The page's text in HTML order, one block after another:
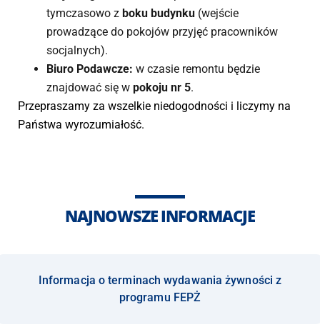
tymczasowo z boku budynku (wejście
prowadzące do pokojów przyjęć pracowników
socjalnych).
Biuro Podawcze: w czasie remontu będzie
znajdować się w pokoju nr 5.
Przepraszamy za wszelkie niedogodności i liczymy na
Państwa wyrozumiałość.
NAJNOWSZE INFORMACJE
Informacja o terminach wydawania żywności z
programu FEPŻ